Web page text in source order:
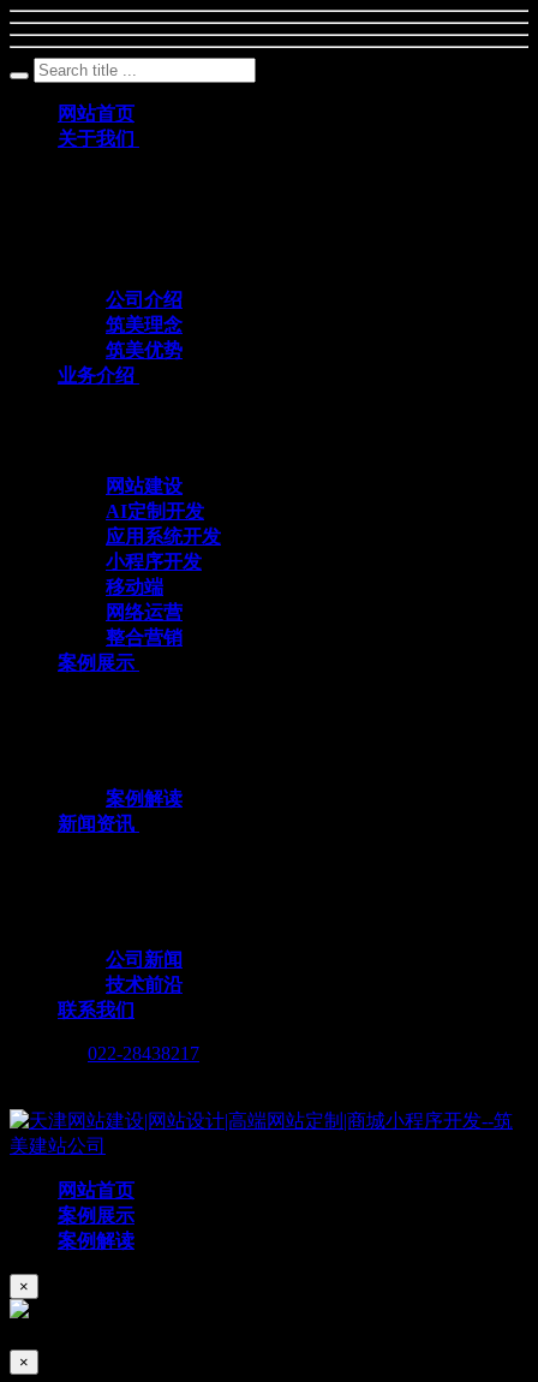
网站首页
关于我们
公司介绍
筑美理念
筑美优势
业务介绍
网站建设
AI定制开发
应用系统开发
小程序开发
移动端
网络运营
整合营销
案例展示
案例解读
新闻资讯
公司新闻
技术前沿
联系我们
022-28438217
网站首页
案例展示
案例解读
×
×